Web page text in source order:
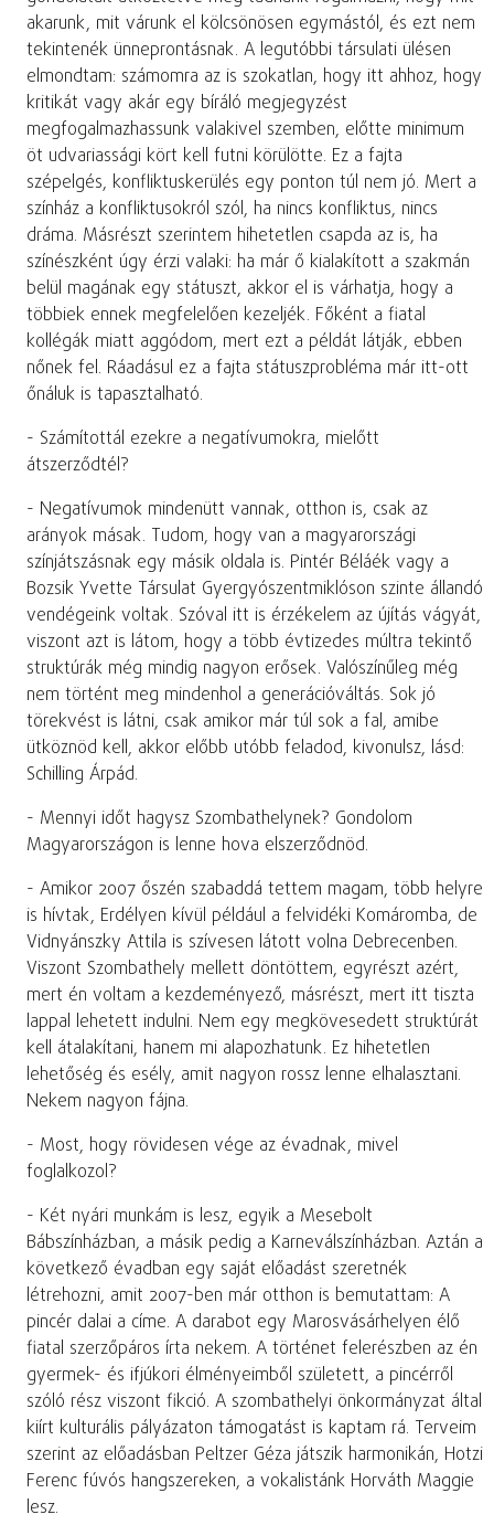
akarunk, mit várunk el kölcsönösen egymástól, és ezt nem
tekintenék ünneprontásnak. A legutóbbi társulati ülésen
elmondtam: számomra az is szokatlan, hogy itt ahhoz, hogy
kritikát vagy akár egy bíráló megjegyzést
megfogalmazhassunk valakivel szemben, előtte minimum
öt udvariassági kört kell futni körülötte. Ez a fajta
szépelgés, konfliktuskerülés egy ponton túl nem jó. Mert a
színház a konfliktusokról szól, ha nincs konfliktus, nincs
dráma. Másrészt szerintem hihetetlen csapda az is, ha
színészként úgy érzi valaki: ha már ő kialakított a szakmán
belül magának egy státuszt, akkor el is várhatja, hogy a
többiek ennek megfelelően kezeljék. Főként a fiatal
kollégák miatt aggódom, mert ezt a példát látják, ebben
nőnek fel. Ráadásul ez a fajta státuszprobléma már itt-ott
őnáluk is tapasztalható.
- Számítottál ezekre a negatívumokra, mielőtt
átszerződtél?
- Negatívumok mindenütt vannak, otthon is, csak az
arányok másak. Tudom, hogy van a magyarországi
színjátszásnak egy másik oldala is. Pintér Béláék vagy a
Bozsik Yvette Társulat Gyergyószentmiklóson szinte állandó
vendégeink voltak. Szóval itt is érzékelem az újítás vágyát,
viszont azt is látom, hogy a több évtizedes múltra tekintő
struktúrák még mindig nagyon erősek. Valószínűleg még
nem történt meg mindenhol a generációváltás. Sok jó
törekvést is látni, csak amikor már túl sok a fal, amibe
ütköznöd kell, akkor előbb utóbb feladod, kivonulsz, lásd:
Schilling Árpád.
- Mennyi időt hagysz Szombathelynek? Gondolom
Magyarországon is lenne hova elszerződnöd.
- Amikor 2007 őszén szabaddá tettem magam, több helyre
is hívtak, Erdélyen kívül például a felvidéki Komáromba, de
Vidnyánszky Attila is szívesen látott volna Debrecenben.
Viszont Szombathely mellett döntöttem, egyrészt azért,
mert én voltam a kezdeményező, másrészt, mert itt tiszta
lappal lehetett indulni. Nem egy megkövesedett struktúrát
kell átalakítani, hanem mi alapozhatunk. Ez hihetetlen
lehetőség és esély, amit nagyon rossz lenne elhalasztani.
Nekem nagyon fájna.
- Most, hogy rövidesen vége az évadnak, mivel
foglalkozol?
- Két nyári munkám is lesz, egyik a Mesebolt
Bábszínházban, a másik pedig a Karneválszínházban. Aztán a
következő évadban egy saját előadást szeretnék
létrehozni, amit 2007-ben már otthon is bemutattam: A
pincér dalai a címe. A darabot egy Marosvásárhelyen élő
fiatal szerzőpáros írta nekem. A történet felerészben az én
gyermek- és ifjúkori élményeimből született, a pincérről
szóló rész viszont fikció. A szombathelyi önkormányzat által
kiírt kulturális pályázaton támogatást is kaptam rá. Terveim
szerint az előadásban Peltzer Géza játszik harmonikán, Hotzi
Ferenc fúvós hangszereken, a vokalistánk Horváth Maggie
lesz.